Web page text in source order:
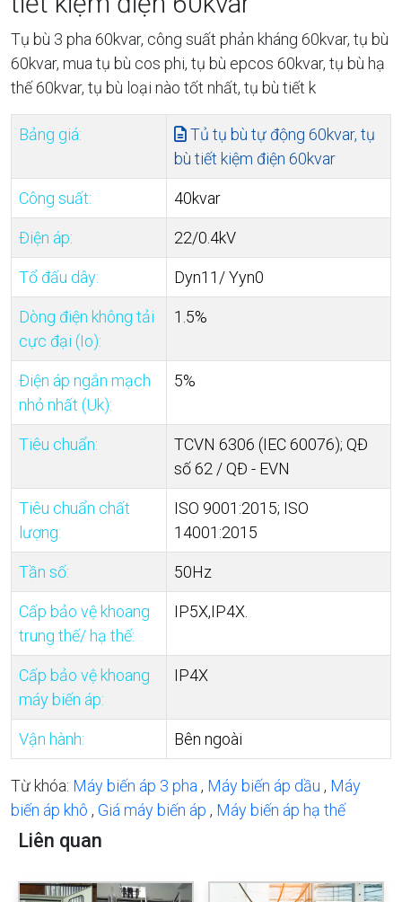
Tụ bù 3 pha 60kvar, công suất phản kháng 60kvar, tụ bù
60kvar, mua tụ bù cos phi, tụ bù epcos 60kvar, tụ bù hạ
thế 60kvar, tụ bù loại nào tốt nhất, tụ bù tiết k
Bảng giá:
Tủ tụ bù tự động 60kvar, tụ
bù tiết kiệm điện 60kvar
Công suất: 40kvar
Điện áp: 22/0.4kV
Tổ đấu dây: Dyn11/ Yyn0
Dòng điện không tải
cực đại (Io):
1.5%
Điện áp ngắn mạch
nhỏ nhất (Uk):
5%
Tiêu chuẩn:
TCVN 6306 (IEC 60076); QĐ
số 62 / QĐ - EVN
Tiêu chuẩn chất
lượng:
ISO 9001:2015; ISO
14001:2015
Tần số: 50Hz
Cấp bảo vệ khoang
trung thế/ hạ thế:
IP5X,IP4X.
Cấp bảo vệ khoang
máy biến áp:
IP4X
Vận hành: Bên ngoài
Từ khóa: Máy biến áp 3 pha , Máy biến áp dầu , Máy
biến áp khô , Giá máy biến áp , Máy biến áp hạ thế
Liên quan